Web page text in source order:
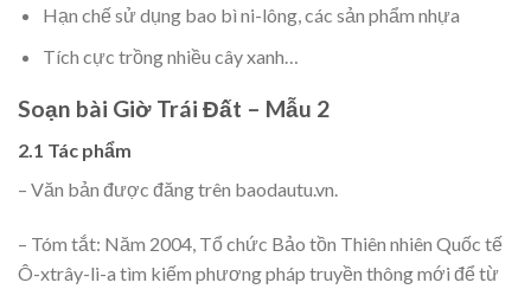
Hạn chế sử dụng bao bì ni-lông, các sản phẩm nhựa
Tích cực trồng nhiều cây xanh…
Soạn bài Giờ Trái Đất – Mẫu 2
2.1 Tác phẩm
– Văn bản được đăng trên baodautu.vn.
– Tóm tắt: Năm 2004, Tổ chức Bảo tồn Thiên nhiên Quốc tế
Ô-xtrây-li-a tìm kiếm phương pháp truyền thông mới để từ